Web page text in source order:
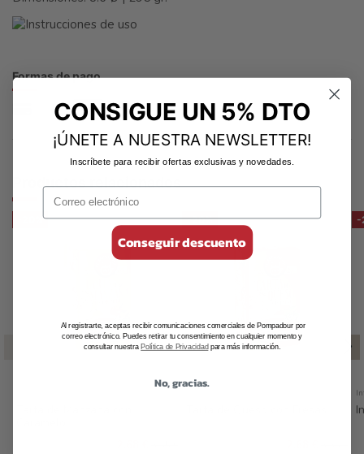
Formas de pago
Productos relacionados
-20% -20% -
CONSIGUE UN 5% DTO
¡ÚNETE A NUESTRA NEWSLETTER!
Inscríbete para recibir ofertas exclusivas y novedades.
Conseguir descuento
Al registrarte, aceptas recibir comunicaciones comerciales de Pompadour por
correo electrónico. Puedes retirar tu consentimiento en cualquier momento y
consultar nuestra Política de Privacidad para más información.
No, gracias.